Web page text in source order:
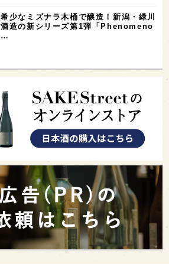
希少なミズナラ木桶で醸造！新潟・緑川
酒造の新シリーズ第1弾「Phenomeno
…